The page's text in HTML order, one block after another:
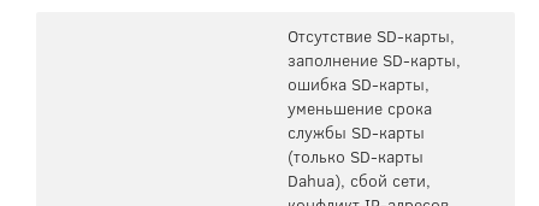
Отсутствие SD-карты,
заполнение SD-карты,
ошибка SD-карты,
уменьшение срока
службы SD-карты
(только SD-карты
Dahua), сбой сети,